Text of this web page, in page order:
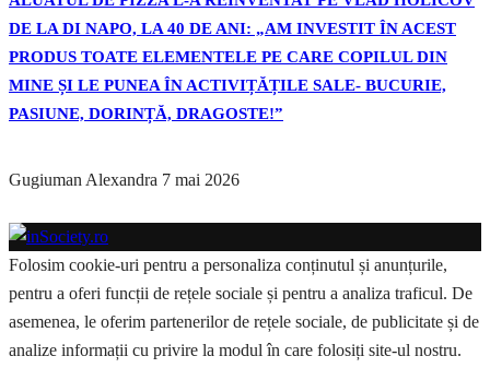
DE LA DI NAPO, LA 40 DE ANI: „AM INVESTIT ÎN ACEST
PRODUS TOATE ELEMENTELE PE CARE COPILUL DIN
MINE ȘI LE PUNEA ÎN ACTIVIȚĂȚILE SALE- BUCURIE,
PASIUNE, DORINȚĂ, DRAGOSTE!”
Gugiuman Alexandra 7 mai 2026
Folosim cookie-uri pentru a personaliza conținutul și anunțurile,
pentru a oferi funcții de rețele sociale și pentru a analiza traficul. De
asemenea, le oferim partenerilor de rețele sociale, de publicitate și de
analize informații cu privire la modul în care folosiți site-ul nostru.